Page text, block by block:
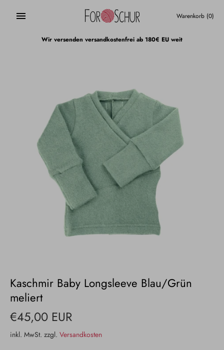
Warenkorb (0)
Wir versenden versandkostenfrei ab 180€ EU weit
Kaschmir Baby Longsleeve Blau/Grün
meliert
€45,00 EUR
inkl. MwSt. zzgl. Versandkosten